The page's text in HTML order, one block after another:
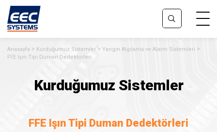
Anasayfa Kurduğumuz Sistemler
Yangın Algılama ve Alarm Sistemleri
FFE Işın Tipi Duman Dedektörleri
Kurduğumuz Sistemler
FFE Işın Tipi Duman Dedektörleri